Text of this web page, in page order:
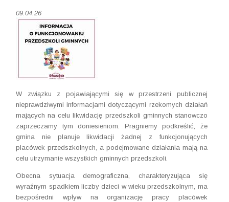
09.04.26
W związku z pojawiającymi się w przestrzeni publicznej
nieprawdziwymi informacjami dotyczącymi rzekomych działań
mających na celu likwidację przedszkoli gminnych stanowczo
zaprzeczamy tym doniesieniom. Pragniemy podkreślić, że
gmina nie planuje likwidacji żadnej z funkcjonujących
placówek przedszkolnych, a podejmowane działania mają na
celu utrzymanie wszystkich gminnych przedszkoli.
Obecna sytuacja demograficzna, charakteryzująca się
wyraźnym spadkiem liczby dzieci w wieku przedszkolnym, ma
bezpośredni wpływ na organizację pracy placówek